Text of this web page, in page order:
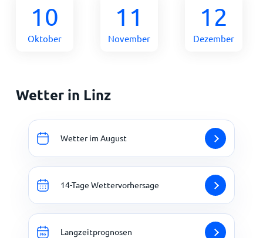
10
Oktober
11
November
12
Dezember
Wetter in Linz
Wetter im August
14-Tage Wettervorhersage
Langzeitprognosen